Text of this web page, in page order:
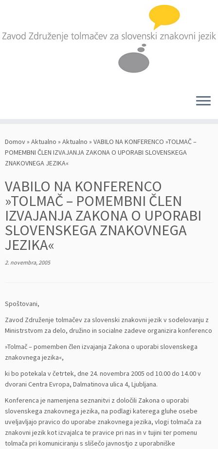
na
vsebino
Domov» Aktualno » Aktualno » VABILO NA KONFERENCO »TOLMAČ –
POMEMBNI ČLEN IZVAJANJA ZAKONA O UPORABI SLOVENSKEGA
ZNAKOVNEGA JEZIKA«
VABILO NA KONFERENCO
»TOLMAČ – POMEMBNI ČLEN
IZVAJANJA ZAKONA O UPORABI
SLOVENSKEGA ZNAKOVNEGA
JEZIKA«
2. novembra, 2005
Spoštovani,
Zavod Združenje tolmačev za slovenski znakovni jezik v sodelovanju z
Ministrstvom za delo, družino in socialne zadeve organizira konferenco
»Tolmač – pomemben člen izvajanja Zakona o uporabi slovenskega
znakovnega jezika«,
ki bo potekala v četrtek, dne 24. novembra 2005 od 10.00 do 14.00 v
dvorani Centra Evropa, Dalmatinova ulica 4, Ljubljana.
Konferenca je namenjena seznanitvi z določili Zakona o uporabi
slovenskega znakovnega jezika, na podlagi katerega gluhe osebe
uveljavljajo pravico do uporabe znakovnega jezika, vlogi tolmača za
znakovni jezik kot izvajalca te pravice pri nas in v tujini ter pomenu
tolmača pri komuniciranju s slišečo javnostjo z uporabniške